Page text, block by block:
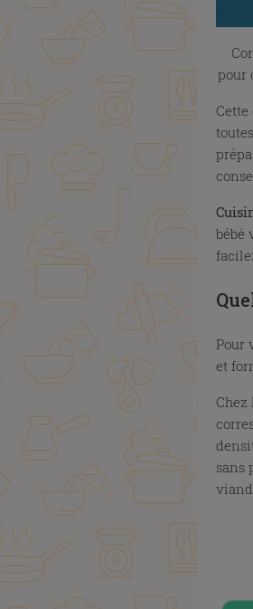
pour
bébé
Pour
et
sans